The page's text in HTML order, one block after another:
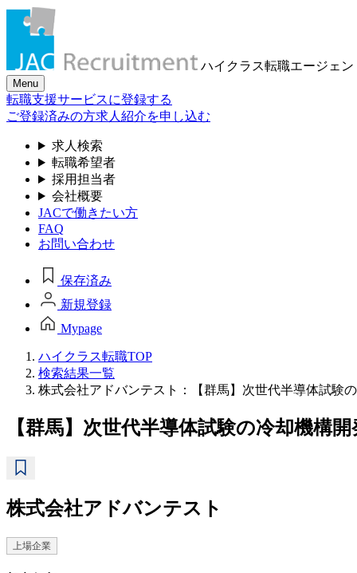
ハイクラス転職エージェン
Menu
転職支援サービスに登録する
ご登録済みの方求人紹介を申し込む
求人検索
転職希望者
採用担当者
会社概要
JACで働きたい方
FAQ
お問い合わせ
保存済み
新規登録
Mypage
ハイクラス転職TOP
検索結果一覧
株式会社アドバンテスト：【群馬】次世代半導体試験
【群馬】次世代半導体試験の冷却機構
株式会社アドバンテスト
上場企業